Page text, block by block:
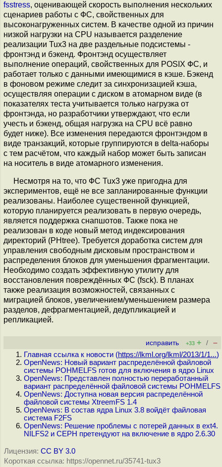
fsstress, оценивающей скорость выполнения нескольких
сценариев работы с ФС, свойственных для
высоконагруженных систем. В качестве одной из причин
низкой нагрузки на CPU называется разделение
реализации Tux3 на две раздельные подсистемы -
фронтэнд и бэкенд. Фронтэнд осуществляет
выполнение операций, свойственных для POSIX ФС, и
работает только с данными имеющимися в кэше. Бэкенд
в фоновом режиме следит за синхронизацией кэша,
осуществляя операции с диском в атомарном виде (в
показателях теста учитывается только нагрузка от
фронтэнда, но разработчики утверждают, что если
учесть и бэкенд, общая нагрузка на CPU всё равно
будет ниже). Все изменения передаются фронтэндом в
виде транзакций, которые группируются в delta-наборы
с тем расчётом, что каждый набор может быть записан
на носитель в виде атомарного изменения.
Несмотря на то, что ФС Tux3 уже пригодна для
экспериментов, ещё не все запланированные функции
реализованы. Наиболее существенной функцией,
которую планируется реализовать в первую очередь,
является поддержка снапшотов. Также пока не
реализован в коде новый метод индексирования
директорий (PHtree). Требуется доработка систем для
управления свободным дисковым пространством и
распределения блоков для уменьшения фрагментации.
Необходимо создать эффективную утилиту для
восстановления повреждённых ФС (fsck). В планах
также реализация возможностей, связанных с
миграцией блоков, увеличением/уменьшением размера
разделов, дефрагментацией, дедупликацией и
репликацией.
исправить +33 + / –
Главная ссылка к новости (https://lkml.org/lkml/2013/1/1...)
OpenNews: Новый вариант распределённой файловой
системы POHMELFS готов для включения в ядро Linux
OpenNews: Представлен полностью переработанный
вариант распределённой файловой системы POHMELFS
OpenNews: Доступна новая версия распределённой
файловой системы XtreemFS 1.4
OpenNews: В состав ядра Linux 3.8 войдёт файловая
система F2FS
OpenNews: Решение проблемы с потерей данных в ext4.
NILFS2 и CEPH претендуют на включение в ядро 2.6.30
Лицензия: CC BY 3.0
Короткая ссылка: https://opennet.ru/35741-tux3